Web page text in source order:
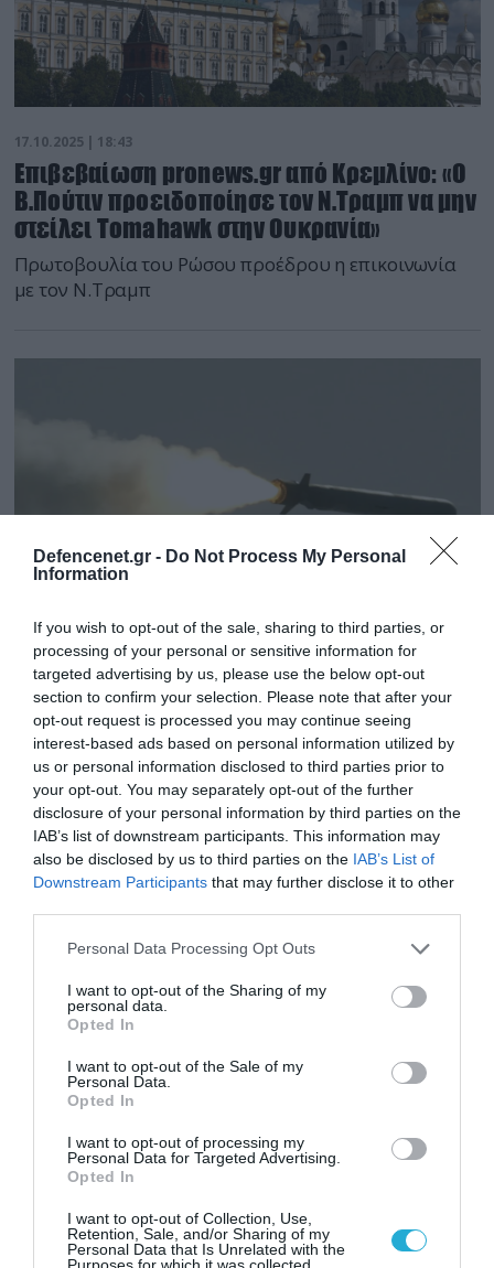
Defencenet.gr - Do Not Process My Personal
Information
If you wish to opt-out of the sale, sharing to third parties, or
processing of your personal or sensitive information for
targeted advertising by us, please use the below opt-out
section to confirm your selection. Please note that after your
opt-out request is processed you may continue seeing
interest-based ads based on personal information utilized by
us or personal information disclosed to third parties prior to
your opt-out. You may separately opt-out of the further
disclosure of your personal information by third parties on the
IAB’s list of downstream participants. This information may
also be disclosed by us to third parties on the IAB’s List of
Downstream Participants that may further disclose it to other
Please note that this website/app uses one or more Google
not limited to your visit or usage behaviour. You may click to
grant or deny consent to Google and its third-party tags to
use your data for below specified purposes in below Google
consent section.
Personal Data Processing Opt Outs
I want to opt-out of the Sharing of my
personal data.
Opted In
I want to opt-out of the Sale of my
Personal Data.
Opted In
I want to opt-out of processing my
Personal Data for Targeted Advertising.
Opted In
I want to opt-out of Collection, Use,
Retention, Sale, and/or Sharing of my
Personal Data that Is Unrelated with the
Purposes for which it was collected.
17.10.2025 | 18:43
Επιβεβαίωση pronews.gr από Κρεμλίνο: «Ο
Β.Πούτιν προειδοποίησε τον Ν.Τραμπ να μην
στείλει Τοmahawk στην Ουκρανία»
Πρωτοβουλία του Ρώσου προέδρου η επικοινωνία
με τον Ν.Τραμπ
17.10.2025 | 18:21
Οι ΗΠΑ δεν θα δώσουν πυραύλους
Tomahawk στην Ουκρανία: «Δεν μπορούμε
να εξαντλήσουμε τα αποθέματά μας»!
Τι δήλωσε ο Αμερικανός πρόεδρος Ν.Τραμπ
11.07.2024 | 09:25
Tomahwk στην Γερμανία
Μεγάλη απειλή για την ρωσική επικράτεια